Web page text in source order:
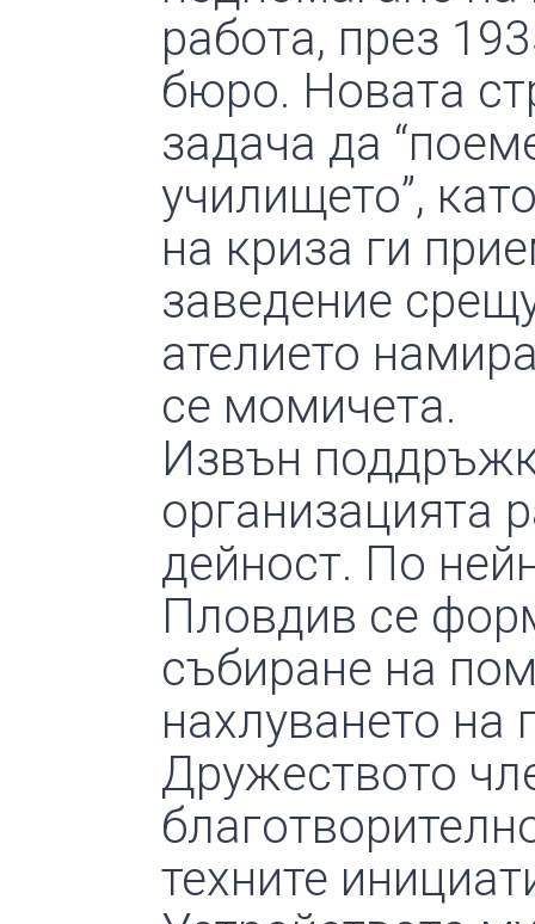
работа, през
бюро. Новата
задача да
училището”,
на криза ги
заведение
ателието
се момичета.
Извън
организацията
дейност. По
Пловдив се
събиране на
нахлуването на
Дружеството
техните